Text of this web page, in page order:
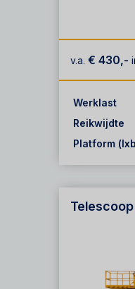
v.a. € 430,-
Werklast
Reikwijdte
Platform